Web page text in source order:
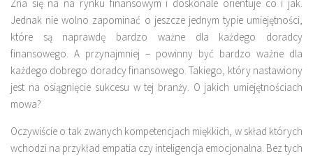
Zna się na na rynku finansowym i doskonale orientuje co i jak.
Jednak nie wolno zapominać o jeszcze jednym typie umiejętności,
które są naprawdę bardzo ważne dla każdego doradcy
finansowego. A przynajmniej – powinny być bardzo ważne dla
każdego dobrego doradcy finansowego. Takiego, który nastawiony
jest na osiągnięcie sukcesu w tej branży. O jakich umiejętnościach
mowa?
Oczywiście o tak zwanych kompetencjach miękkich, w skład których
wchodzi na przykład empatia czy inteligencja emocjonalna. Bez tych